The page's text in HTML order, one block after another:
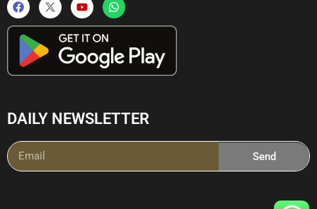
DAILY NEWSLETTER
Send